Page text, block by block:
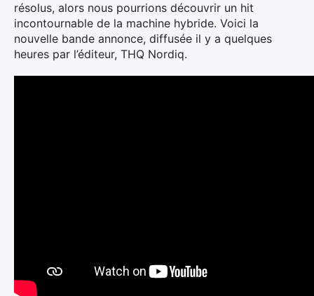
résolus, alors nous pourrions découvrir un hit
incontournable de la machine hybride. Voici la
nouvelle bande annonce, diffusée il y a quelques
heures par l’éditeur, THQ Nordiq.